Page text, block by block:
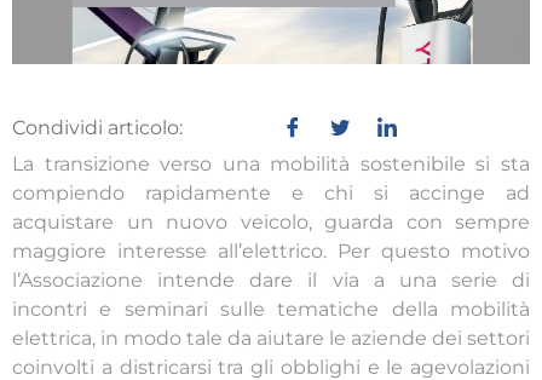
Condividi articolo:
La transizione verso una mobilità sostenibile si sta
compiendo rapidamente e chi si accinge ad
acquistare un nuovo veicolo, guarda con sempre
maggiore interesse all’elettrico. Per questo motivo
l’Associazione intende dare il via a una serie di
incontri e seminari sulle tematiche della mobilità
elettrica, in modo tale da aiutare le aziende dei settori
coinvolti a districarsi tra gli obblighi e le agevolazioni